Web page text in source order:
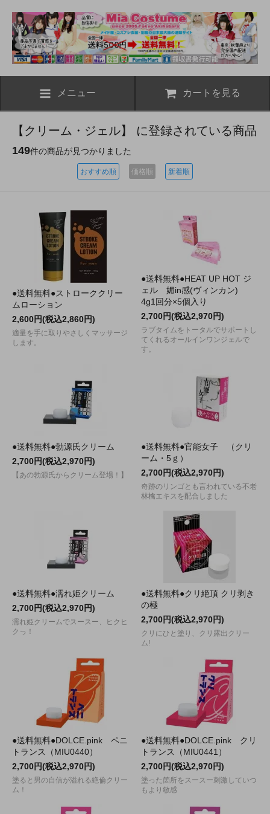
メニュー カートを見る
【クリーム・ジェル】 に登録されている商品
149件の商品が見つかりました
おすすめ順 価格順 新着順
●送料無料●ストローククリー
ムローション
2,600円(税込2,860円)
適量を手に取りやさしくマッサージ
します。
●送料無料●HEAT UP HOT ジ
ェル 媚in感(ヴィンカン)
4g1回分×5個入り
2,700円(税込2,970円)
ラブタイムをトータルでサポートし
てくれるオールインワンジェルで
す。
●送料無料●勃源氏クリーム
2,700円(税込2,970円)
【あの勃源氏からクリーム登場！】
●送料無料●官能女子 （クリ
ーム・5ｇ）
2,700円(税込2,970円)
奇跡のリンゴとも言われている不老
林檎エキスを配合しました
●送料無料●濡れ姫クリーム
2,700円(税込2,970円)
濡れ姫クリームでスースー、ヒクヒ
クっ！
●送料無料●クリ絶頂 クリ剥き
の極
2,700円(税込2,970円)
クリにひと塗り、クリ露出クリー
ム!
●送料無料●DOLCE.pink ペニ
トランス（MIU0440）
2,700円(税込2,970円)
塗ると男の自信が溢れる絶倫クリー
ム！
●送料無料●DOLCE.pink クリ
トランス（MIU0441）
2,700円(税込2,970円)
塗った箇所をスースー刺激していつ
もより敏感